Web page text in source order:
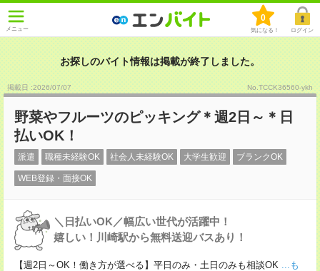
メニュー
0
気になる！ ログイン
お探しのバイト情報は掲載が終了しました。
掲載日 :2026/07/07 No.TCCK36560-ykh
野菜やフルーツのピッキング＊週2日～＊日
払いOK！
派遣 職種未経験OK 社会人未経験OK 大学生歓迎 ブランクOK
WEB登録・面接OK
＼日払いOK／幅広い世代が活躍中！
嬉しい！川崎駅から無料送迎バスあり！
【週2日～OK！働き方が選べる】平日のみ・土日のみも相談OK ...も